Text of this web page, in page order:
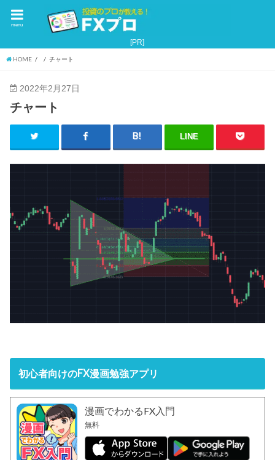
menu
HOME チャート
2022年2月27日
チャート
LINE
初心者向けのFX漫画勉強アプリ
漫画でわかるFX入門
無料